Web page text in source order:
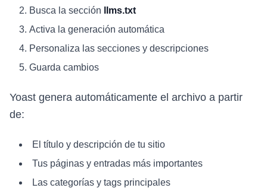
Busca la sección
llms.txt
Activa la generación automática
Personaliza las secciones y descripciones
Guarda cambios
Yoast genera automáticamente el archivo a partir
de:
El título y descripción de tu sitio
Tus páginas y entradas más importantes
Las categorías y tags principales